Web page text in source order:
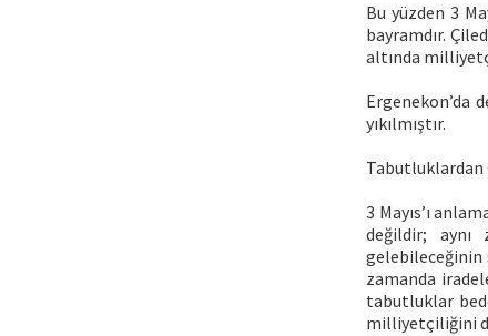
Bu yüzden 3
bayramdır.
altında
Ergenekon’da
yıkılmıştır.
Tabutluklardan
3 Mayıs’ı
değildir; aynı
gelebileceğinin
zamanda
tabutluklar
milliyetçiliğini